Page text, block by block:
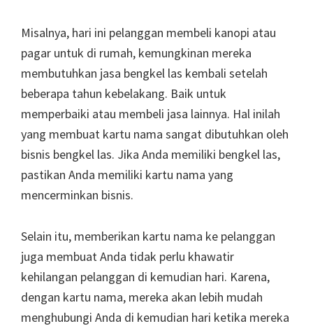
Misalnya, hari ini pelanggan membeli kanopi atau
pagar untuk di rumah, kemungkinan mereka
membutuhkan jasa bengkel las kembali setelah
beberapa tahun kebelakang. Baik untuk
memperbaiki atau membeli jasa lainnya. Hal inilah
yang membuat kartu nama sangat dibutuhkan oleh
bisnis bengkel las. Jika Anda memiliki bengkel las,
pastikan Anda memiliki kartu nama yang
mencerminkan bisnis.
Selain itu, memberikan kartu nama ke pelanggan
juga membuat Anda tidak perlu khawatir
kehilangan pelanggan di kemudian hari. Karena,
dengan kartu nama, mereka akan lebih mudah
menghubungi Anda di kemudian hari ketika mereka